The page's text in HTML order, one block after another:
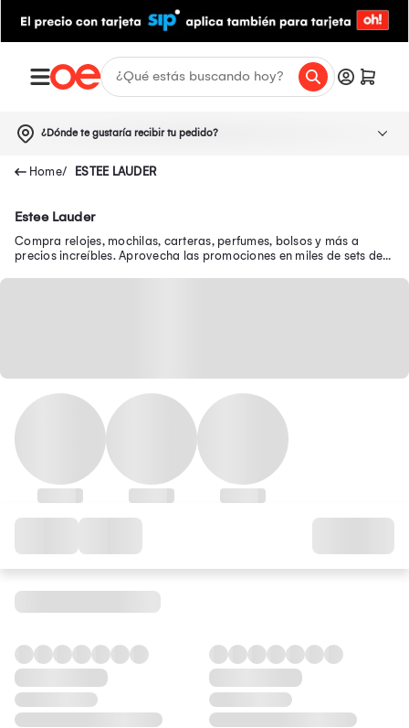
¿Dónde te gustaría recibir tu pedido?
ESTEE LAUDER
Estee Lauder
Compra relojes, mochilas, carteras, perfumes, bolsos y más a
precios increíbles. Aprovecha las promociones en miles de sets de